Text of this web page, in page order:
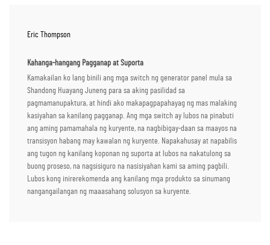
Eric Thompson
Kahanga-hangang Pagganap at Suporta
Kamakailan ko lang binili ang mga switch ng generator panel mula sa
Shandong Huayang Juneng para sa aking pasilidad sa
pagmamanupaktura, at hindi ako makapagpapahayag ng mas malaking
kasiyahan sa kanilang pagganap. Ang mga switch ay lubos na pinabuti
ang aming pamamahala ng kuryente, na nagbibigay-daan sa maayos na
transisyon habang may kawalan ng kuryente. Napakahusay at napabilis
ang tugon ng kanilang koponan ng suporta at lubos na nakatulong sa
buong proseso, na nagsisiguro na nasisiyahan kami sa aming pagbili.
Lubos kong inirerekomenda ang kanilang mga produkto sa sinumang
nangangailangan ng maaasahang solusyon sa kuryente.